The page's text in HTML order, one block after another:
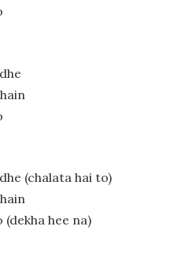
(chalata hai to)
hee na)